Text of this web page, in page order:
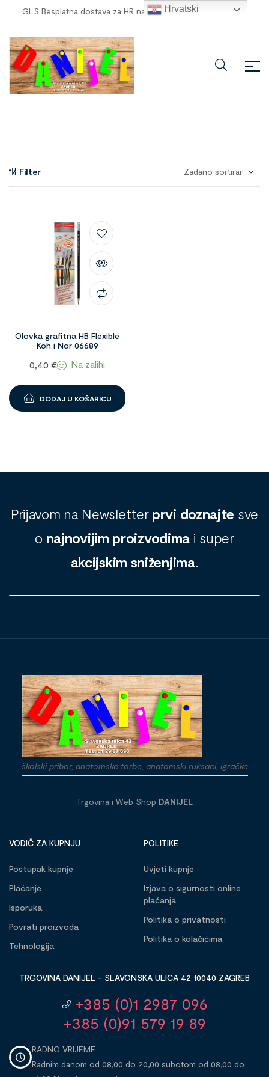
GLS Besplatna dostava za HR narudžbe veće od 100,00 €
Filter
Olovka grafitna HB Flexible
Koh i Nor 06689
0,40 € Na zalihi
DODAJ U KOŠARICU
Prijavom na Newsletter prvi doznajte sve
o najnovijim proizvodima i super
akcijskim sniženjima.
školski pribor, anatomske torbe, anatomski ruksaci, igračke
Trgovina i Web Shop DANIJEL
VODIČ ZA KUPNJU
Postupak kupnje
Plaćanje
Isporuka
Povrati proizvoda
Tehnologija
POLITIKE
Uvjeti kupnje
Izjava o sigurnosti online
plaćanja
Politika o privatnosti
Politika o kolačićima
TRGOVINA DANIJEL - SLAVONSKA ULICA 42 10040 ZAGREB
+385 (0)1 2987 096
+385 (0)91 579 19 89
RADNO VRIJEME
Radnim danom od 08,00 do 20,00 subotom od 08,00 do
Hrvatski